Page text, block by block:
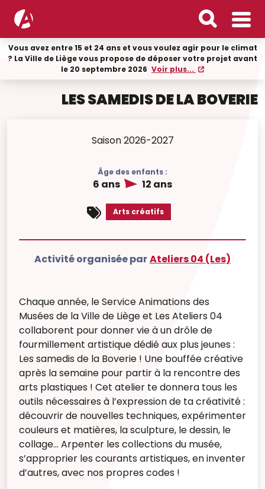
Vous avez entre 15 et 24 ans et vous voulez agir pour le climat
? La Ville de Liège vous propose de déposer votre projet avant
le 20 septembre 2026 Voir plus...
LES SAMEDIS DE LA BOVERIE
Saison 2026-2027
Âge des enfants :
6 ans 12 ans
Arts créatifs
Activité organisée parAteliers 04 (Les)
Chaque année, le Service Animations des
Musées de la Ville de Liège et Les Ateliers 04
collaborent pour donner vie à un drôle de
fourmillement artistique dédié aux plus jeunes :
Les samedis de la Boverie ! Une bouffée créative
après la semaine pour partir à la rencontre des
arts plastiques ! Cet atelier te donnera tous les
outils nécessaires à l’expression de ta créativité :
découvrir de nouvelles techniques, expérimenter
couleurs et matières, la sculpture, le dessin, le
collage… Arpenter les collections du musée,
s’approprier les courants artistiques, en inventer
d’autres, avec nos propres codes !